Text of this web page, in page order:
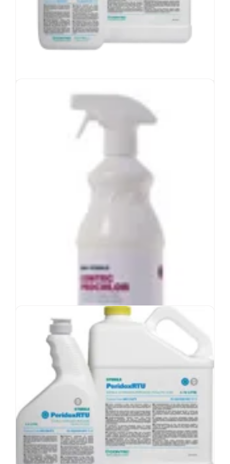
PeridoxRTU esterilizado de Contec
Esporicida de acción rápida con un tiempo de
Esterilización validada, ideal para salas blancas
de grado A y B